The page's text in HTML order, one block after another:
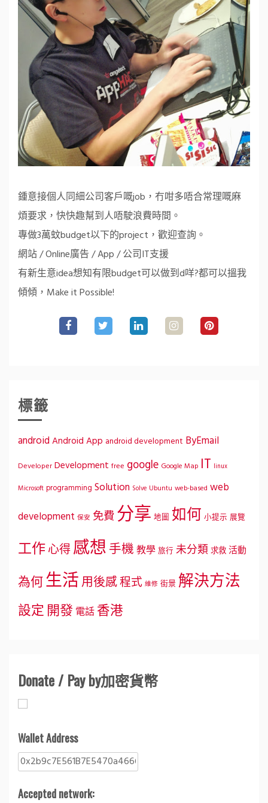
鍾意接個人同細公司客戶嘅job，冇咁多唔合常理嘅麻
煩要求，快快趣幫到人唔駛浪費時間。
專做3萬蚊budget以下的project，歡迎查詢。
網站 / Online廣告 / App / 公司IT支援
有新生意idea想知有限budget可以做到d咩?都可以搵我
傾傾，Make it Possible!
標籤
android Android App android development ByEmail
Developer Development free google Google Map IT linux
Microsoft programming Solution Solve Ubuntu web-based web
development 保安 免費分享 地圖 如何 小提示 展覽
工作心得感想手機教學 旅行 未分類求救活動
為何生活用後感程式 維修 街景 解決方法
設定 開發電話香港
Donate / Pay by加密貨幣
Wallet Address
Accepted network: